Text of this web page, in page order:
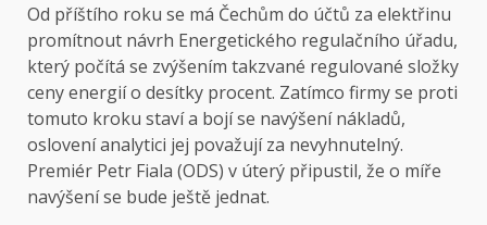
Od příštího roku se má Čechům do účtů za elektřinu
promítnout návrh Energetického regulačního úřadu,
který počítá se zvýšením takzvané regulované složky
ceny energií o desítky procent. Zatímco firmy se proti
tomuto kroku staví a bojí se navýšení nákladů,
oslovení analytici jej považují za nevyhnutelný.
Premiér Petr Fiala (ODS) v úterý připustil, že o míře
navýšení se bude ještě jednat.